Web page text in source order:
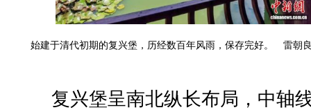
始建于清代初期的复兴堡，历经数百年风雨，保存完好。 雷朝
复兴堡呈南北纵长布局，中轴